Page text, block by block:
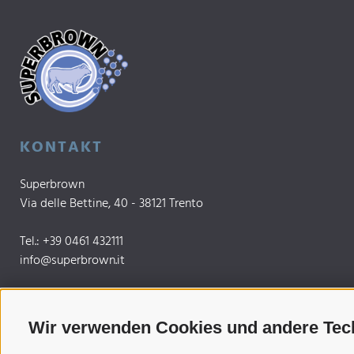
Wir verwenden Cookies und andere
KONTAKT
Superbrown
Via delle Bettine, 40 - 38121 Trento
Tel.: +39 0461 432111
info@superbrown.it